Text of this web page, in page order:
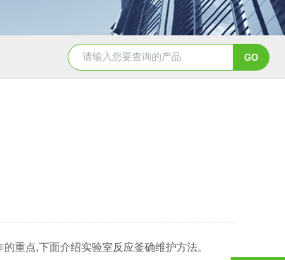
GSH-0.5L0.5L不锈钢磁力密封聚酯反应釜
的重点,下面介绍实验室反应釜确维护方法。